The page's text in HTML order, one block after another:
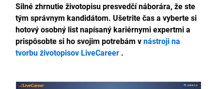
Silné zhrnutie životopisu presvedčí náborára, že ste
tým správnym kandidátom. Ušetrite čas a vyberte si
hotový osobný list napísaný kariérnymi expertmi a
prispôsobte si ho svojim potrebám vnástroji na
tvorbu životopisov LiveCareer .